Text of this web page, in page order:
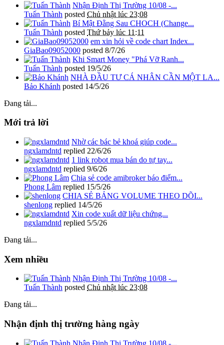
Nhận Định Thị Trường 10/08 -...
Tuấn Thành posted Chủ nhật lúc 23:08
Bí Mật Đằng Sau CHOCH (Change...
Tuấn Thành posted Thứ bảy lúc 11:11
em xin hỏi về code chart Index...
GiaBao09052000 posted 8/7/26
Khi Smart Money "Phá Vỡ Ranh...
Tuấn Thành posted 19/5/26
NHÀ ĐẦU TƯ CÁ NHÂN CẦN MỘT LA...
Bảo Khánh posted 14/5/26
Đang tải...
Mới trả lời
Nhờ các bác bẻ khoá giúp code...
ngxlamdntd replied 22/6/26
1 link robot mua bán do tự tay...
ngxlamdntd replied 9/6/26
Chia sẻ code amibroker báo điểm...
Phong Lâm replied 15/5/26
CHIA SẺ BẢNG VOLUME THEO DÕI...
shenlong replied 14/5/26
Xin code xuất dữ liệu chứng...
ngxlamdntd replied 5/5/26
Đang tải...
Xem nhiều
Nhận Định Thị Trường 10/08 -...
Tuấn Thành posted Chủ nhật lúc 23:08
Đang tải...
Nhận định thị trường hàng ngày
Nhận Định Thị Trường 10/08 -...